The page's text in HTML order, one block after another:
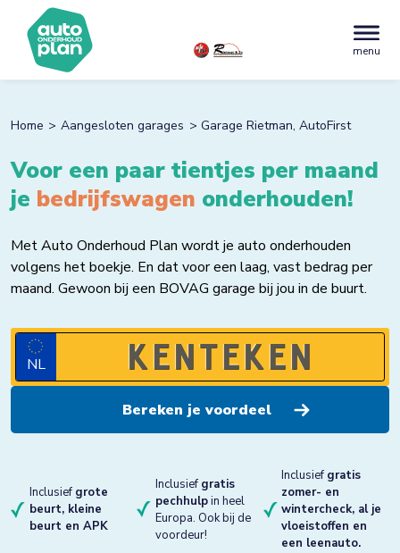
menu
Home Aangesloten garages Garage Rietman, AutoFirst
Voor een paar tientjes per maand
je SUVonderhouden!
Met Auto Onderhoud Plan wordt je auto onderhouden
volgens het boekje. En dat voor een laag, vast bedrag per
maand. Gewoon bij een BOVAG garage bij jou in de buurt.
NL
Inclusief grote
beurt, kleine
beurt en APK
Inclusief gratis
pechhulpin heel
Europa. Ook bij de
voordeur!
Inclusief gratis
zomer- en
wintercheck, al je
vloeistoffen en
een leenauto.